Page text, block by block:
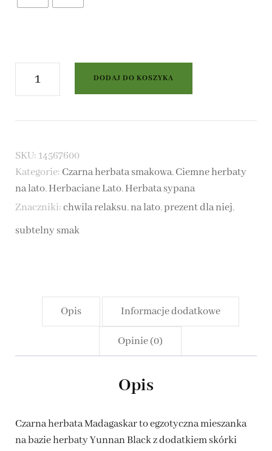
ilość
Madagaskar
-
herbata
DODAJ DO KOSZYKA
SKU:14567600
Kategorie: Czarna herbata smakowa,Ciemne herbaty
na lato,Herbaciane Lato,Herbata sypana
Znaczniki:chwila relaksu,na lato,prezent dla niej,
subtelny smak
Opis Informacje dodatkowe
Opinie (0)
Opis
Czarna herbata Madagaskar to egzotyczna mieszanka
na bazie herbaty Yunnan Black z dodatkiem skórki